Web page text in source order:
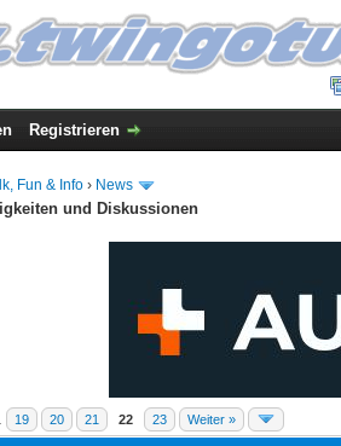
Registrieren
Fun & Info › News
und Diskussionen
19 20 21 22 23 Weiter »